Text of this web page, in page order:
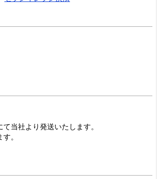
当社より発送いたします。
。